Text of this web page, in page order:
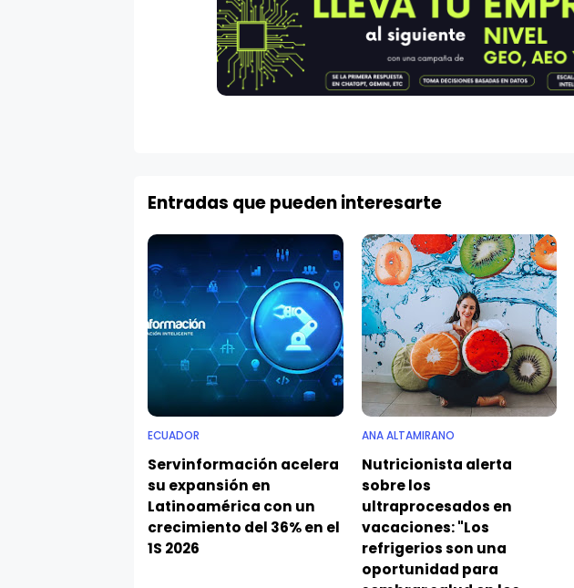
Entradas que pueden interesarte
ECUADOR
Servinformación acelera
su expansión en
Latinoamérica con un
crecimiento del 36% en el
1S 2026
ANA ALTAMIRANO
Nutricionista alerta
sobre los
ultraprocesados en
vacaciones: "Los
refrigerios son una
oportunidad para